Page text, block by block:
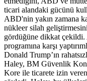
ticari alandaki gücünü
ABD'nin yakın zamana
nükleer silah
gördüğüne dikkat
programına karşı
Donald Trump’ın
Haley, BM Güvenlik
Kore ile ticarete izin